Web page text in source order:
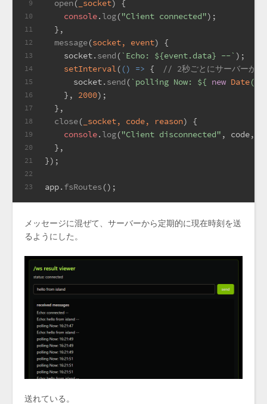
9
10
11
12
13
14
15
16
17
18
19
20
21
22
23
open( _socket) {
console.log("Client connected");
  },
message(socket, event) {
    socket.
send ( `Echo: ${event.data} --` );
setInterval( () => {
// 2秒ごとにサーバーから
      socket.
send ( `polling Now: ${ new Date
    },
2000);
  },
close( _socket, code, reason) {
console.log("Client disconnected" , code,
  },
});
app.fsRoutes ();
メッセージに混ぜて、サーバーから定期的に現在時刻を送
るようにした。
送れている。